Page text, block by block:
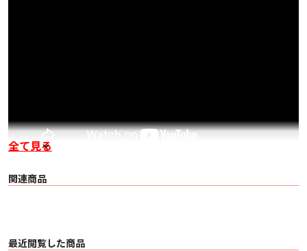
全て見る
関連商品
最近閲覧した商品